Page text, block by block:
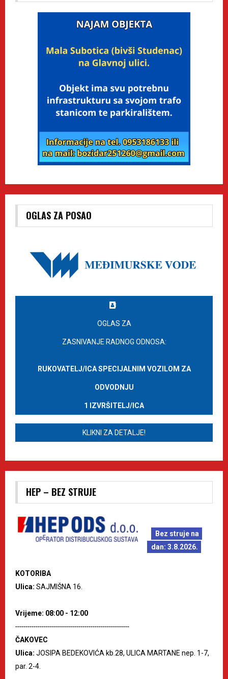
OGLAS ZA POSAO
OGLAS ZA
ZASNIVANJE RADNOG ODNOSA:
RUKOVATELJ/ICA SPECIJALNIM VOZILOM ZA
ODVODNJU
1 IZVRŠITELJ/ICA
KLIKNI ZA DETALJE!
HEP – BEZ STRUJE
Bez struje na
dan: 3.8.2026.
KOTORIBA
Ulica: SAJMIŠNA 16.
Vrijeme: 08:00 - 12:00
--------------------------------------------------------
ČAKOVEC
Ulica: JOSIPA BEDEKOVIĆA kb.28, ULICA MARTANE nep. 1-7,
par. 2-4.